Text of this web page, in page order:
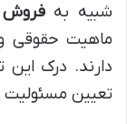
شبیه بهفروش
ماهیت حقوقی
دارند. درک
تعیین